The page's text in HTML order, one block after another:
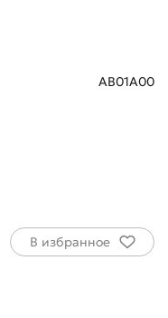
AB01A00
В избранное